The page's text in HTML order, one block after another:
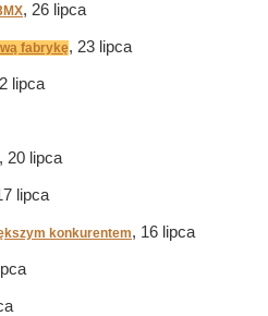
, 26 lipca
fabrykę, 23 lipca
lipca
, 20 lipca
lipca
konkurentem, 16 lipca